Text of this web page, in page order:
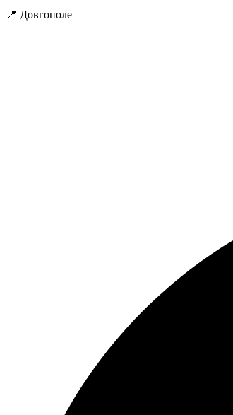
📍 Довгополе